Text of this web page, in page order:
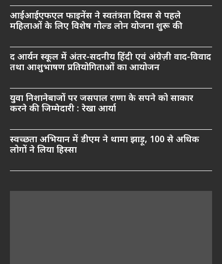
आईआईएफएल फाइनेंस ने स्वतंत्रता दिवस से पहले
महिलाओं के लिए विशेष गोल्ड लोन योजना शुरू की
द आर्यन स्कूल में अंतर-सदनीय हिंदी एवं अंग्रेज़ी वाद-विवाद
तथा आशुभाषण प्रतियोगिताओं का आयोजन
युवा निशानेबाजों पर जसपाल राणा के सपने को साकार
करने की जिम्मेदारी : रेखा आर्या
स्वच्छता अभियान में डीएम ने थामा झाड़ू, 100 से अधिक
लोगों ने लिया हिस्सा